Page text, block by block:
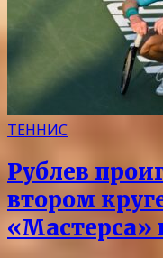
ТЕННИС
Рублев
втором
«Мастерса»